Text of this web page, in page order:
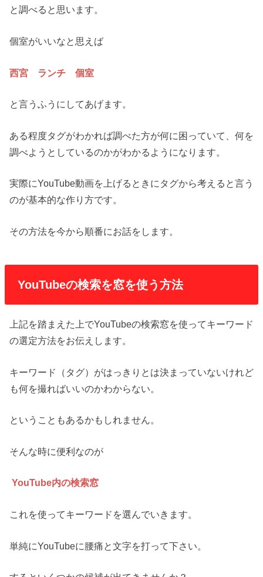
と調べると思います。
個室がいいなと思えば
西宮 ランチ 個室
と言うふうにしてあげます。
ある程度タグがわかれば調べた方が何に困っていて、何を
調べようとしているのかがわかるようになります。
実際にYouTube動画を上げるときにタグから考えると言う
のが基本的な作り方です。
その方法を今から順番にお話をします。
YouTubeの検索を窓を使う方法
上記を踏まえた上でYouTubeの検索窓を使ってキーワード
の選定方法をお伝えします。
キーワード（タグ）がはっきりとは決まっていないけれど
も何を撮ればいいのかわからない。
ということもあるかもしれません。
そんな時に便利なのが
YouTube内の検索窓
これを使ってキーワードを選んでいきます。
単純にYouTubeに腰痛と文字を打って下さい。